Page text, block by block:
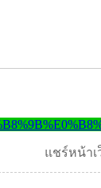
แชร์หน้าเ